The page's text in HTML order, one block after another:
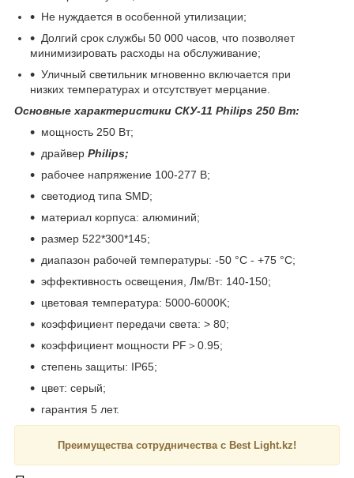
Не нуждается в особенной утилизации;
Долгий срок службы 50 000 часов, что позволяет
минимизировать расходы на обслуживание;
Уличный светильник мгновенно включается при
низких температурах и отсутствует мерцание.
Основные характеристики СКУ-11 Philips 250 Вт:
мощность 250 Вт;
драйвер Philips;
рабочее напряжение 100-277 В;
светодиод типа SMD;
материал корпуса: алюминий;
размер 522*300*145;
диапазон рабочей температуры: -50 °C - +75 °C;
эффективность освещения, Лм/Вт: 140-150;
цветовая температура: 5000-6000K;
коэффициент передачи света: > 80;
коэффициент мощности PF＞0.95;
степень защиты: IP65;
цвет: серый;
гарантия 5 лет.
Преимущества сотрудничества с Best Light.kz!